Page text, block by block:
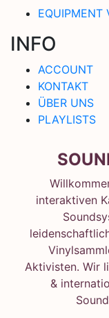
EQUIPMENT
INFO
ACCOUNT
KONTAKT
ÜBER UNS
PLAYLISTS
interaktiven
Aktivisten. Wir
&